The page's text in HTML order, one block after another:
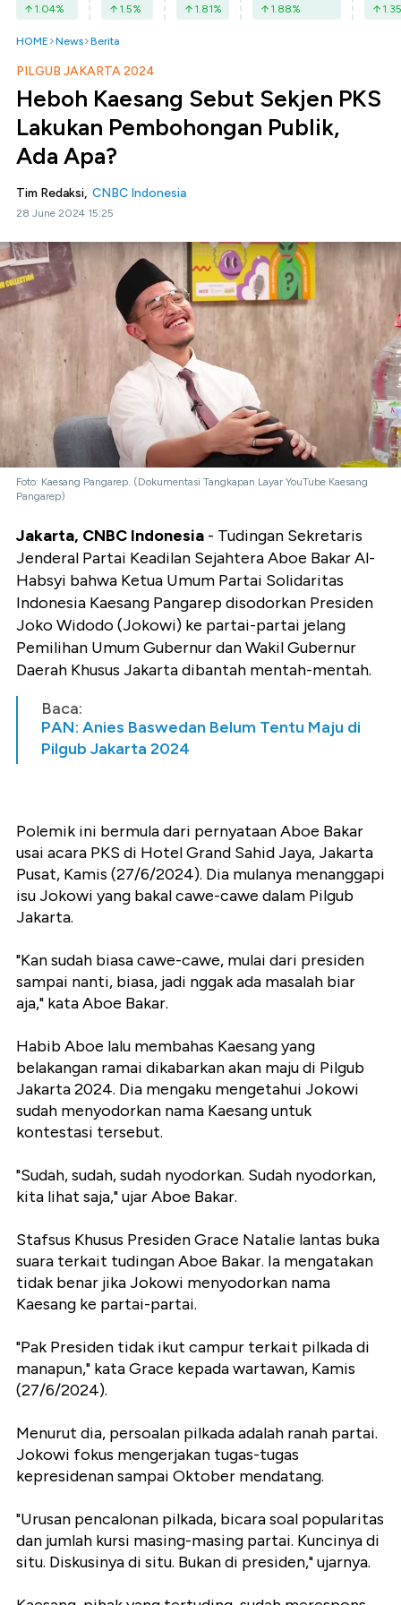
1.04% 1.5% 1.81% 1.88% 1.35
HOME News Berita
PILGUB JAKARTA 2024
Heboh Kaesang Sebut Sekjen PKS
Lakukan Pembohongan Publik,
Ada Apa?
Tim Redaksi, CNBC Indonesia
28 June 2024 15:25
Foto: Kaesang Pangarep. (Dokumentasi Tangkapan Layar YouTube Kaesang
Pangarep)
Jakarta, CNBC Indonesia - Tudingan Sekretaris
Jenderal Partai Keadilan Sejahtera Aboe Bakar Al-
Habsyi bahwa Ketua Umum Partai Solidaritas
Indonesia Kaesang Pangarep disodorkan Presiden
Joko Widodo (Jokowi) ke partai-partai jelang
Pemilihan Umum Gubernur dan Wakil Gubernur
Daerah Khusus Jakarta dibantah mentah-mentah.
Baca:
PAN: Anies Baswedan Belum Tentu Maju di
Pilgub Jakarta 2024
Polemik ini bermula dari pernyataan Aboe Bakar
usai acara PKS di Hotel Grand Sahid Jaya, Jakarta
Pusat, Kamis (27/6/2024). Dia mulanya menanggapi
isu Jokowi yang bakal cawe-cawe dalam Pilgub
Jakarta.
"Kan sudah biasa cawe-cawe, mulai dari presiden
sampai nanti, biasa, jadi nggak ada masalah biar
aja," kata Aboe Bakar.
Habib Aboe lalu membahas Kaesang yang
belakangan ramai dikabarkan akan maju di Pilgub
Jakarta 2024. Dia mengaku mengetahui Jokowi
sudah menyodorkan nama Kaesang untuk
kontestasi tersebut.
"Sudah, sudah, sudah nyodorkan. Sudah nyodorkan,
kita lihat saja," ujar Aboe Bakar.
Stafsus Khusus Presiden Grace Natalie lantas buka
suara terkait tudingan Aboe Bakar. Ia mengatakan
tidak benar jika Jokowi menyodorkan nama
Kaesang ke partai-partai.
"Pak Presiden tidak ikut campur terkait pilkada di
manapun," kata Grace kepada wartawan, Kamis
(27/6/2024).
Menurut dia, persoalan pilkada adalah ranah partai.
Jokowi fokus mengerjakan tugas-tugas
kepresidenan sampai Oktober mendatang.
"Urusan pencalonan pilkada, bicara soal popularitas
dan jumlah kursi masing-masing partai. Kuncinya di
situ. Diskusinya di situ. Bukan di presiden," ujarnya.